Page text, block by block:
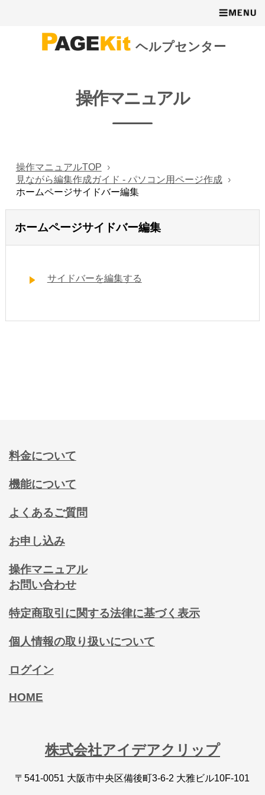
ヘルプセンター
操作マニュアル
操作マニュアルTOP
見ながら編集作成ガイド - パソコン用ページ作成
ホームページサイドバー編集
ホームページサイドバー編集
サイドバーを編集する
料金について
機能について
よくあるご質問
お申し込み
操作マニュアル
お問い合わせ
特定商取引に関する法律に基づく表示
個人情報の取り扱いについて
ログイン
HOME
株式会社アイデアクリップ
〒541-0051 大阪市中央区備後町3-6-2 大雅ビル10F-101